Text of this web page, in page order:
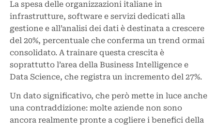
La spesa delle organizzazioni italiane in
infrastrutture, software e servizi dedicati alla
gestione e all’analisi dei dati è destinata a crescere
del 20%, percentuale che conferma un trend ormai
consolidato. A trainare questa crescita è
soprattutto l’area della Business Intelligence e
Data Science, che registra un incremento del 27%.
Un dato significativo, che però mette in luce anche
una contraddizione: molte aziende non sono
ancora realmente pronte a cogliere i benefici della